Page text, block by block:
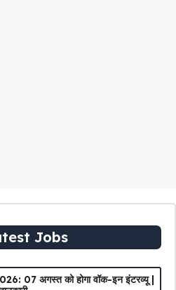
Jobs
07 अगस्त को होगा वॉक-इन इंटरव्यू |